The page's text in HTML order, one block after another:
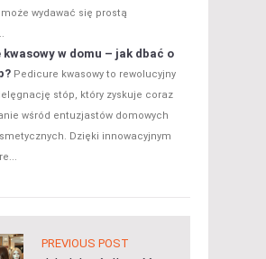
wydawać się prostą
kwasowy w domu – jak dbać o
Pedicure kwasowy to rewolucyjny
stóp, który zyskuje coraz
wśród entuzjastów domowych
Dzięki innowacyjnym
PREVIOUS POST